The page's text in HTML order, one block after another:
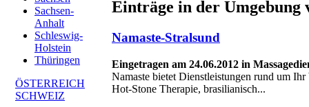
Sachsen-
Anhalt
Schleswig-
Holstein
Thüringen
ÖSTERREICH
SCHWEIZ
Einträge in der Umgebung
Namaste-Stralsund
Eingetragen am 24.06.2012 in
Namaste bietet Dienstleistungen rund um
Hot-Stone Therapie, brasilianisch...